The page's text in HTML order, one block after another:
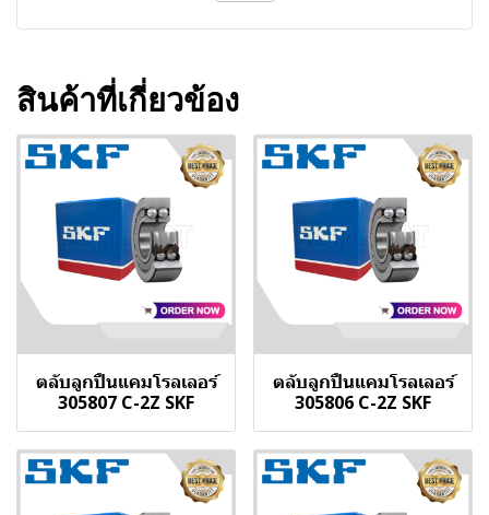
สินค้าที่เกี่ยวข้อง
ตลับลูกปืนแคมโรลเลอร์
305807 C-2Z SKF
ตลับลูกปืนแคมโรลเลอร์
305806 C-2Z SKF